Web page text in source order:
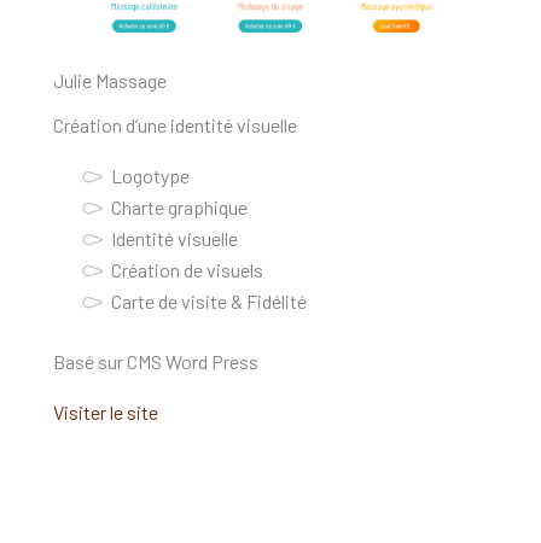
Julie Massage
Création d’une identité visuelle
Logotype
Charte graphique
Identité visuelle
Création de visuels
Carte de visite & Fidélité
Basé sur CMS Word Press
Visiter le site